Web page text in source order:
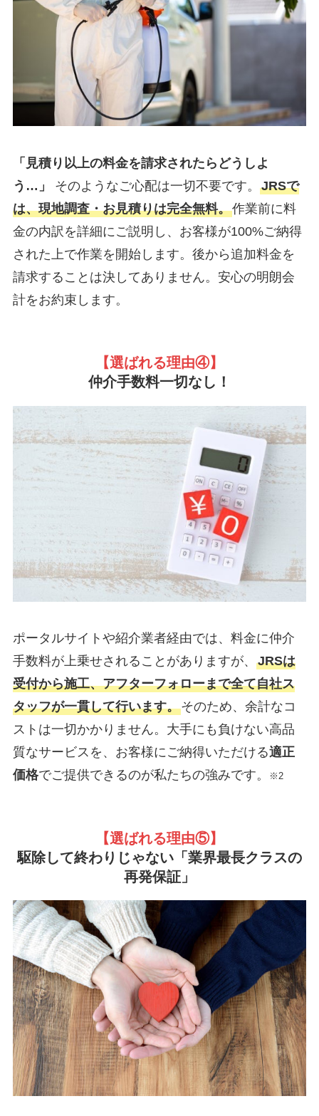
「見積り以上の料金を請求されたらどうしよ
う…」
そのようなご心配は一切不要です。 JRSで
は、現地調査・お見積りは完全無料。作業前に料
金の内訳を詳細にご説明し、お客様が100%ご納得
された上で作業を開始します。後から追加料金を
請求することは決してありません。安心の明朗会
計をお約束します。
【選ばれる理由④】
仲介手数料一切なし！
ポータルサイトや紹介業者経由では、料金に仲介
手数料が上乗せされることがありますが、 JRSは
受付から施工、アフターフォローまで全て自社ス
タッフが一貫して行います。そのため、余計なコ
ストは一切かかりません。大手にも負けない高品
質なサービスを、お客様にご納得いただける適正
価格でご提供できるのが私たちの強みです。 ※2
【選ばれる理由⑤】
駆除して終わりじゃない「業界最長クラスの
再発保証」